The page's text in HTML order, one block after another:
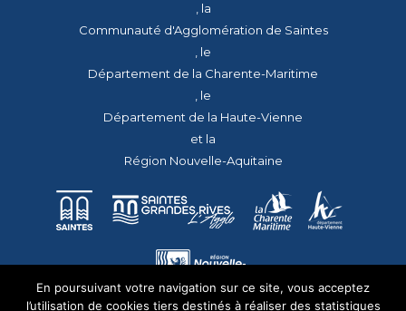
, la
Communauté d'Agglomération de Saintes
, le
Département de la Charente-Maritime
, le
Département de la Haute-Vienne
et la
Région Nouvelle-Aquitaine
En poursuivant votre navigation sur ce site, vous acceptez
l’utilisation de cookies tiers destinés à réaliser des statistiques